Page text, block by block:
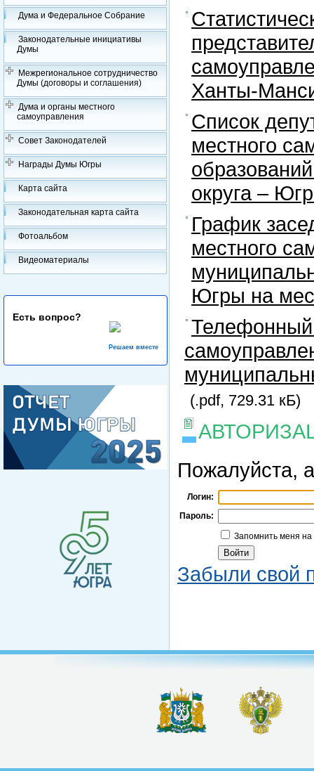
Дума и Федеральное Собрание
Законодательные инициативы
Думы
Межрегиональное сотрудничество
Думы (договоры и соглашения)
Дума и органы местного
самоуправления
Совет Законодателей
Награды Думы Югры
Карта сайта
Законодательная карта сайта
Фотоальбом
Видеоматериалы
Есть вопрос?
Решаем вместе
Ханты-
Список
местного
округа –
График
местного
Югры на
Телефонный
(.pdf, 729.31 кБ)
Пожалуйста,
Логин:
Пароль:
Запомнить меня
Забыли свой